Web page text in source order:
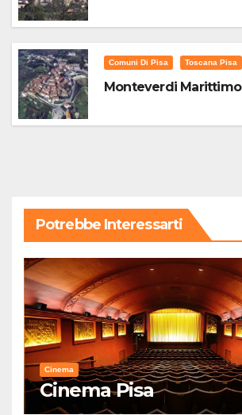
Comuni Di Pisa Toscana Pisa
Monteverdi Marittimo
Potrebbe Interessarti
Cinema
Cinema Pisa